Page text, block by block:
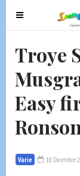
T
o
l
e
n
g
Troye
Easy
Varie 10 Dicembre